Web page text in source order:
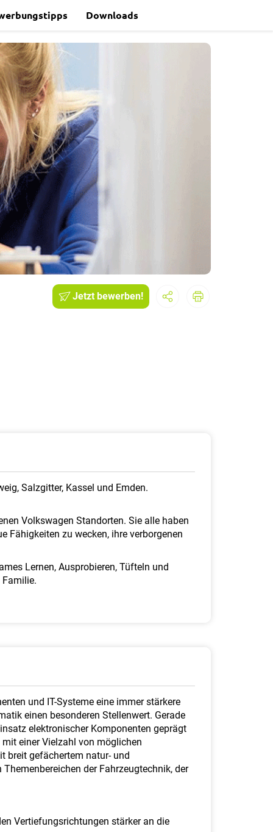
Downloads
Jetzt bewerben!
Salzgitter, Kassel und Emden.
Volkswagen Standorten. Sie alle haben
Fähigkeiten zu wecken, ihre verborgenen
Lernen, Ausprobieren, Tüfteln und
Familie.
und IT-Systeme eine immer stärkere
einen besonderen Stellenwert. Gerade
elektronischer Komponenten geprägt
einer Vielzahl von möglichen
breit gefächertem natur- und
der Fahrzeugtechnik, der
Vertiefungsrichtungen stärker an die